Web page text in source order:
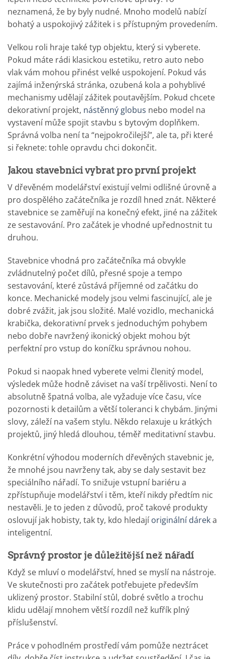
neznamená, že by byly nudné. Mnoho modelů nabízí
bohatý a uspokojivý zážitek i s přístupným provedením.
Velkou roli hraje také typ objektu, který si vyberete.
Pokud máte rádi klasickou estetiku, retro auto nebo
vlak vám mohou přinést velké uspokojení. Pokud vás
zajímá inženýrská stránka, ozubená kola a pohyblivé
mechanismy udělají zážitek poutavějším. Pokud chcete
dekorativní projekt, nástěnný globus nebo model na
vystavení může spojit stavbu s bytovým doplňkem.
Správná volba není ta “nejpokročilejší”, ale ta, při které
si řeknete: tohle opravdu chci dokončit.
Jakou stavebnici vybrat pro první projekt
V dřevěném modelářství existují velmi odlišné úrovně a
pro dospělého začátečníka je rozdíl hned znát. Některé
stavebnice se zaměřují na konečný efekt, jiné na zážitek
ze sestavování. Pro začátek je vhodné upřednostnit tu
druhou.
Stavebnice vhodná pro začátečníka má obvykle
zvládnutelný počet dílů, přesné spoje a tempo
sestavování, které zůstává příjemné od začátku do
konce. Mechanické modely jsou velmi fascinující, ale je
dobré zvážit, jak jsou složité. Malé vozidlo, mechanická
krabička, dekorativní prvek s jednoduchým pohybem
nebo dobře navržený ikonický objekt mohou být
perfektní pro vstup do koníčku správnou nohou.
Pokud si naopak hned vyberete velmi členitý model,
výsledek může hodně záviset na vaší trpělivosti. Není to
absolutně špatná volba, ale vyžaduje více času, více
pozornosti k detailům a větší toleranci k chybám. Jinými
slovy, záleží na vašem stylu. Někdo relaxuje u krátkých
projektů, jiný hledá dlouhou, téměř meditativní stavbu.
Konkrétní výhodou moderních dřevěných stavebnic je,
že mnohé jsou navrženy tak, aby se daly sestavit bez
speciálního nářadí. To snižuje vstupní bariéru a
zpřístupňuje modelářství i těm, kteří nikdy předtím nic
nestavěli. Je to jeden z důvodů, proč takové produkty
oslovují jak hobisty, tak ty, kdo hledají originální dáreka
inteligentní.
Správný prostor je důležitější než nářadí
Když se mluví o modelářství, hned se myslí na nástroje.
Ve skutečnosti pro začátek potřebujete především
uklizený prostor. Stabilní stůl, dobré světlo a trochu
klidu udělají mnohem větší rozdíl než kufřík plný
příslušenství.
Práce v pohodlném prostředí vám pomůže neztrácet